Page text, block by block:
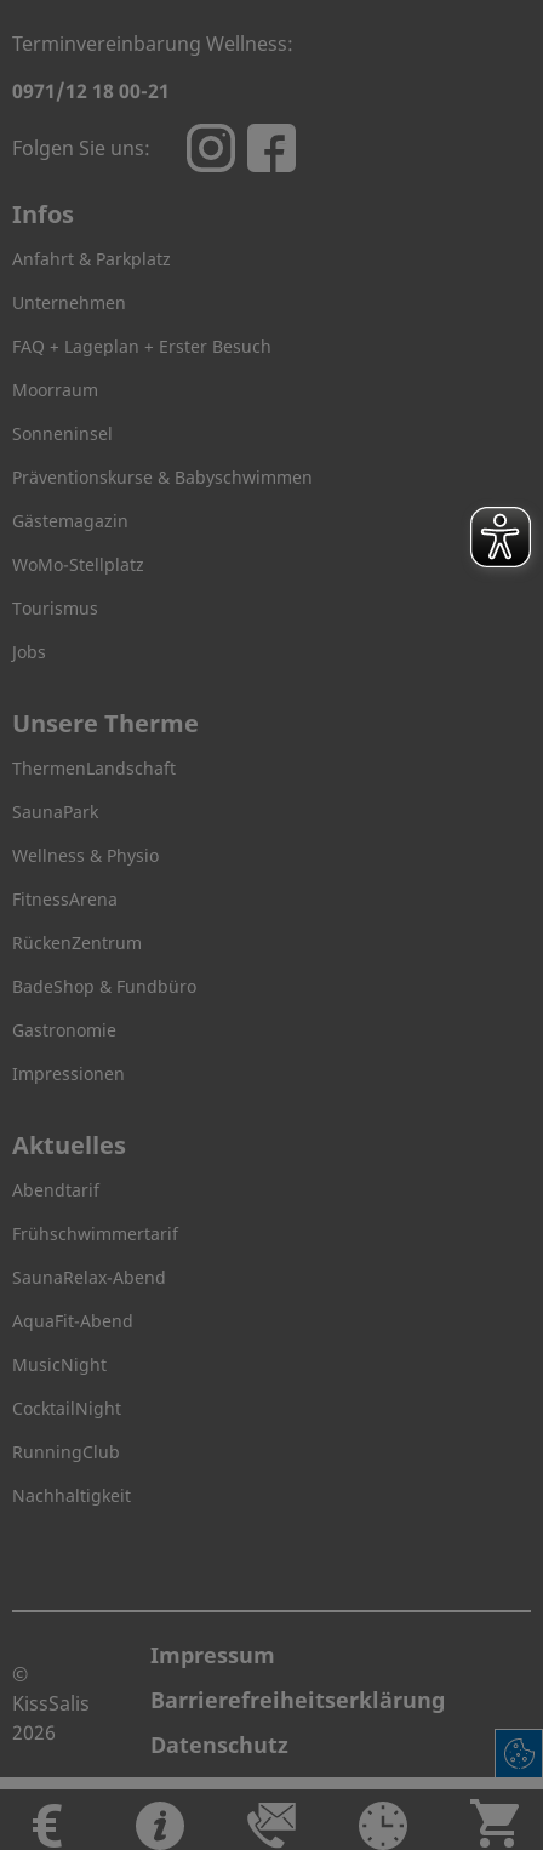
Terminvereinbarung Wellness:
0971/12 18 00-21
Folgen Sie uns:
Infos
Anfahrt & Parkplatz
Unternehmen
FAQ + Lageplan + Erster Besuch
Moorraum
Sonneninsel
Präventionskurse & Babyschwimmen
Gästemagazin
WoMo-Stellplatz
Tourismus
Jobs
Unsere Therme
ThermenLandschaft
SaunaPark
Wellness & Physio
FitnessArena
RückenZentrum
BadeShop & Fundbüro
Gastronomie
Impressionen
Aktuelles
Abendtarif
Frühschwimmertarif
SaunaRelax-Abend
AquaFit-Abend
MusicNight
CocktailNight
RunningClub
Nachhaltigkeit
©
KissSalis
2026
Impressum
Barrierefreiheitserklärung
Datenschutz